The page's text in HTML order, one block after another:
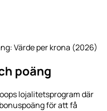
Värde per krona (2026)
poäng
lojalitetsprogram där
för att få